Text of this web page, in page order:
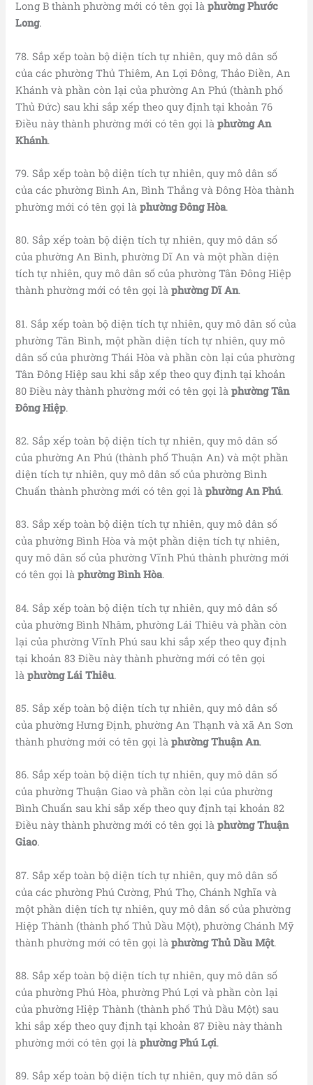
Long B thành phường mới có tên gọi làphường Phước
Long.
78. Sắp xếp toàn bộ diện tích tự nhiên, quy mô dân số
của các phường Thủ Thiêm, An Lợi Đông, Thảo Điền, An
Khánh và phần còn lại của phường An Phú (thành phố
Thủ Đức) sau khi sắp xếp theo quy định tại khoản 76
Điều này thành phường mới có tên gọi làphường An
Khánh.
79. Sắp xếp toàn bộ diện tích tự nhiên, quy mô dân số
của các phường Bình An, Bình Thắng và Đông Hòa thành
phường mới có tên gọi làphườngĐông Hòa.
80. Sắp xếp toàn bộ diện tích tự nhiên, quy mô dân số
của phường An Bình, phường Dĩ An và một phần diện
tích tự nhiên, quy mô dân số của phường Tân Đông Hiệp
thành phường mới có tên gọi làphường Dĩ An.
81. Sắp xếp toàn bộ diện tích tự nhiên, quy mô dân số của
phường Tân Bình, một phần diện tích tự nhiên, quy mô
dân số của phường Thái Hòa và phần còn lại của phường
Tân Đông Hiệp sau khi sắp xếp theo quy định tại khoản
80 Điều này thành phường mới có tên gọi làphường Tân
Đông Hiệp.
82. Sắp xếp toàn bộ diện tích tự nhiên, quy mô dân số
của phường An Phú (thành phố Thuận An) và một phần
diện tích tự nhiên, quy mô dân số của phường Bình
Chuẩn thành phường mới có tên gọi làphường An Phú.
83. Sắp xếp toàn bộ diện tích tự nhiên, quy mô dân số
của phường Bình Hòa và một phần diện tích tự nhiên,
quy mô dân số của phường Vĩnh Phú thành phường mới
có tên gọi làphường Bình Hòa.
84. Sắp xếp toàn bộ diện tích tự nhiên, quy mô dân số
của phường Bình Nhâm, phường Lái Thiêu và phần còn
lại của phường Vĩnh Phú sau khi sắp xếp theo quy định
tại khoản 83 Điều này thành phường mới có tên gọi
làphường Lái Thiêu.
85. Sắp xếp toàn bộ diện tích tự nhiên, quy mô dân số
của phường Hưng Định, phường An Thạnh và xã An Sơn
thành phường mới có tên gọi làphường Thuận An.
86. Sắp xếp toàn bộ diện tích tự nhiên, quy mô dân số
của phường Thuận Giao và phần còn lại của phường
Bình Chuẩn sau khi sắp xếp theo quy định tại khoản 82
Điều này thành phường mới có tên gọi làphường Thuận
Giao.
87. Sắp xếp toàn bộ diện tích tự nhiên, quy mô dân số
của các phường Phú Cường, Phú Thọ, Chánh Nghĩa và
một phần diện tích tự nhiên, quy mô dân số của phường
Hiệp Thành (thành phố Thủ Dầu Một), phường Chánh Mỹ
thành phường mới có tên gọi làphường Thủ Dầu Một.
88. Sắp xếp toàn bộ diện tích tự nhiên, quy mô dân số
của phường Phú Hòa, phường Phú Lợi và phần còn lại
của phường Hiệp Thành (thành phố Thủ Dầu Một) sau
khi sắp xếp theo quy định tại khoản 87 Điều này thành
phường mới có tên gọi làphường Phú Lợi.
89. Sắp xếp toàn bộ diện tích tự nhiên, quy mô dân số